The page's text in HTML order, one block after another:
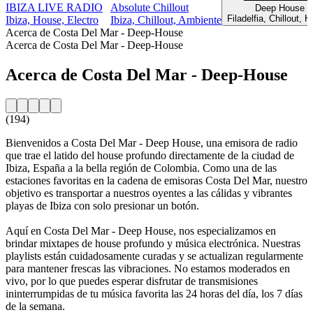
IBIZA LIVE RADIO
Ibiza, House, Electro
Absolute Chillout
Ibiza, Chillout, Ambiente
Deep House
Filadelfia, Chillout,
Acerca de Costa Del Mar - Deep-House
Acerca de Costa Del Mar - Deep-House
Acerca de Costa Del Mar - Deep-House
(194)
Bienvenidos a Costa Del Mar - Deep House, una emisora de radio
que trae el latido del house profundo directamente de la ciudad de
Ibiza, España a la bella región de Colombia. Como una de las
estaciones favoritas en la cadena de emisoras Costa Del Mar, nuestro
objetivo es transportar a nuestros oyentes a las cálidas y vibrantes
playas de Ibiza con solo presionar un botón.
Aquí en Costa Del Mar - Deep House, nos especializamos en
brindar mixtapes de house profundo y música electrónica. Nuestras
playlists están cuidadosamente curadas y se actualizan regularmente
para mantener frescas las vibraciones. No estamos moderados en
vivo, por lo que puedes esperar disfrutar de transmisiones
ininterrumpidas de tu música favorita las 24 horas del día, los 7 días
de la semana.